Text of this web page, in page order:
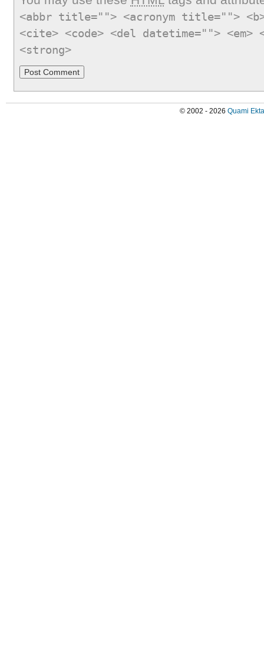
<abbr title=""> <acronym title="">
<cite> <code> <del datetime="">
<strong>
© 2002 - 2026 Quami